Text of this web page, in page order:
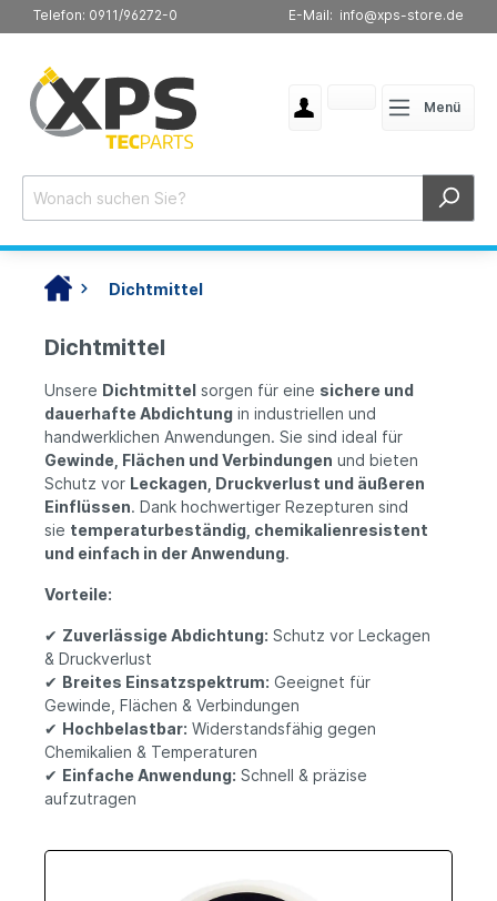
Telefon: 0911/96272-0 E-Mail: info@xps-store.de
Menü
Dichtmittel
Dichtmittel
Unsere Dichtmittel sorgen für eine sichere und
dauerhafte Abdichtung in industriellen und
handwerklichen Anwendungen. Sie sind ideal für
Gewinde, Flächen und Verbindungen und bieten
Schutz vor Leckagen, Druckverlust und äußeren
Einflüssen. Dank hochwertiger Rezepturen sind
sie temperaturbeständig, chemikalienresistent
und einfach in der Anwendung.
Vorteile:
✔ Zuverlässige Abdichtung: Schutz vor Leckagen
& Druckverlust
✔ Breites Einsatzspektrum: Geeignet für
Gewinde, Flächen & Verbindungen
✔ Hochbelastbar: Widerstandsfähig gegen
Chemikalien & Temperaturen
✔ Einfache Anwendung: Schnell & präzise
aufzutragen